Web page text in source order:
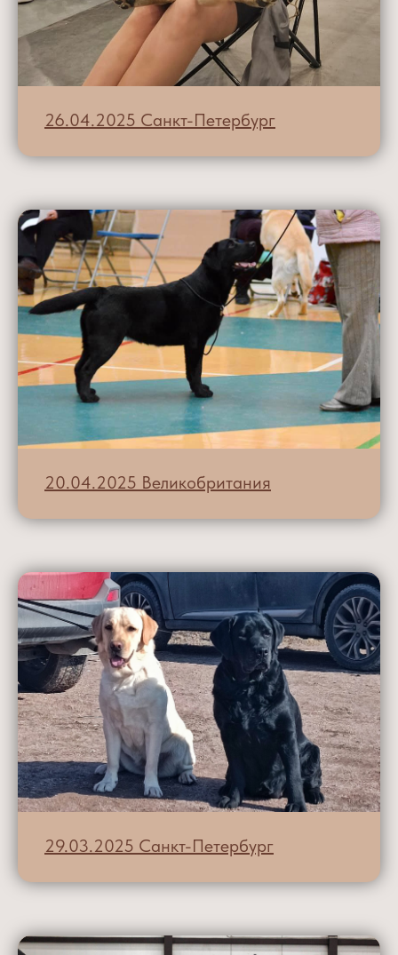
26.04.2025 Санкт-Петербург
20.04.2025 Великобритания
29.03.2025 Санкт-Петербург